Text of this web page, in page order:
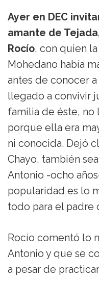
Ayer en DEC
amante de
Rocío, con quien
Mohedano había
antes de conocer
llegado a convivir
familia de éste, no
porque ella era
ni conocida. Dejó
Chayo, también
Antonio -ocho
popularidad es lo
todo para el padre
Rocío comentó lo
Antonio y que se
a pesar de